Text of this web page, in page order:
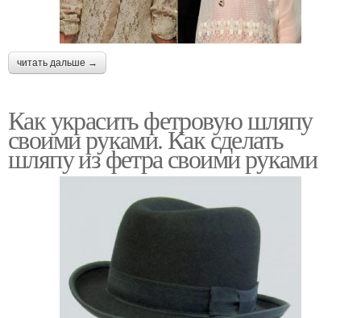
читать дальше →
Как украсить фетровую шляпу
своими руками. Как сделать
шляпу из фетра своими руками